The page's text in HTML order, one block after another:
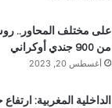
على مختلف المحاور..
من 900 جندي أوكراني
أغسطس 20, 2023
الداخلية المغربية: